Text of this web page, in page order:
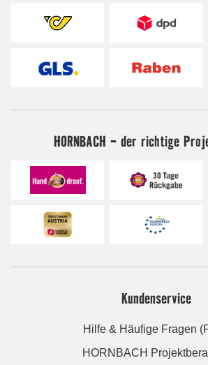
HORNBACH - der richtige
Kundenservice
Hilfe & Häufige Fragen
HORNBACH